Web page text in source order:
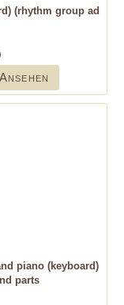
(rhythm group ad
Ansehen
piano (keyboard)
parts